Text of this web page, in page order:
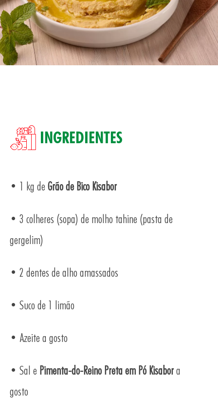
INGREDIENTES
• 1 kg deGrão de Bico Kisabor
• 3 colheres (sopa) de molho tahine (pasta de
gergelim)
• 2 dentes de alho amassados
• Suco de 1 limão
• Azeite a gosto
• Sal e Pimenta-do-Reino Preta em Pó Kisabora
gosto